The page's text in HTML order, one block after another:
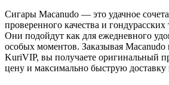
Сигары Macanudo — это удачное
проверенного качества и
Они подойдут как для ежедневного
особых моментов. Заказывая Macanudo
KuriVIP, вы получаете оригинальный
цену и максимально быструю доставку